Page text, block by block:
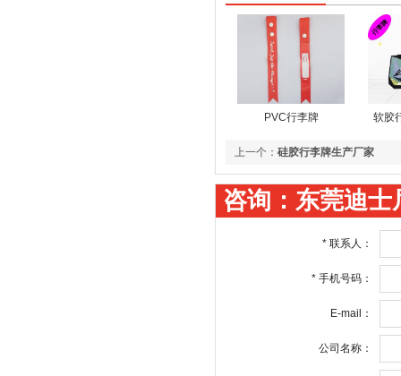
PVC行李牌 软胶
上一个： 硅胶行李牌生产厂家
咨询：东莞迪
* 联系人：
* 手机号码：
E-mail：
公司名称：